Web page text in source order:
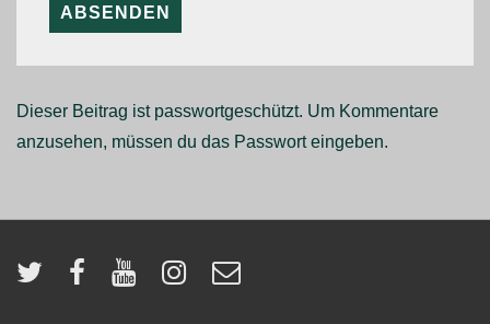
Dieser Beitrag ist passwortgeschützt. Um Kommentare
anzusehen, müssen du das Passwort eingeben.